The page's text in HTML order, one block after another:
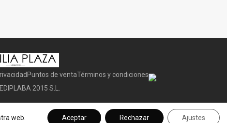
Puntos de ventaTérminos y condiciones
2015 S.L.
web. Aceptar Rechazar Ajustes